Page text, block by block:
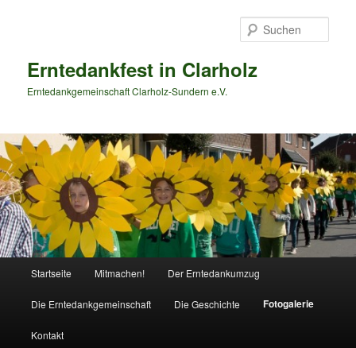
Erntedankfest in Clarholz
Erntedankgemeinschaft Clarholz-Sundern e.V.
Startseite Mitmachen! Der Erntedankumzug
Die Erntedankgemeinschaft Die Geschichte Fotogalerie
Kontakt